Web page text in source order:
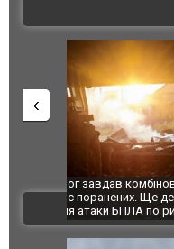
За 2000
Єкатеринбурзі
склад